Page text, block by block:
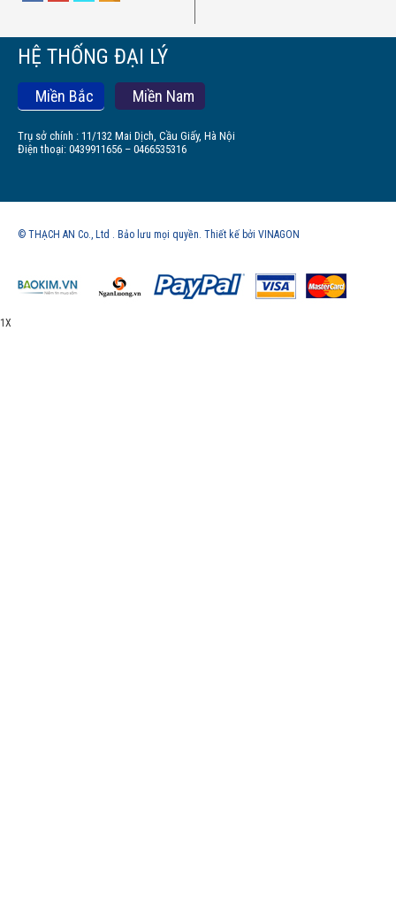
HỆ THỐNG ĐẠI LÝ
Miền Bắc Miền Nam
Trụ sở chính : 11/132 Mai Dịch, Cầu Giấy, Hà Nội
Điện thoại: 0439911656 – 0466535316
© THẠCH AN Co., Ltd . Bảo lưu mọi quyền. Thiết kế bởi VINAGON
1X